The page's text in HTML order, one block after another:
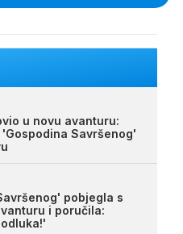
u novu avanturu:
Savršenog'
pobjegla s
i poručila: